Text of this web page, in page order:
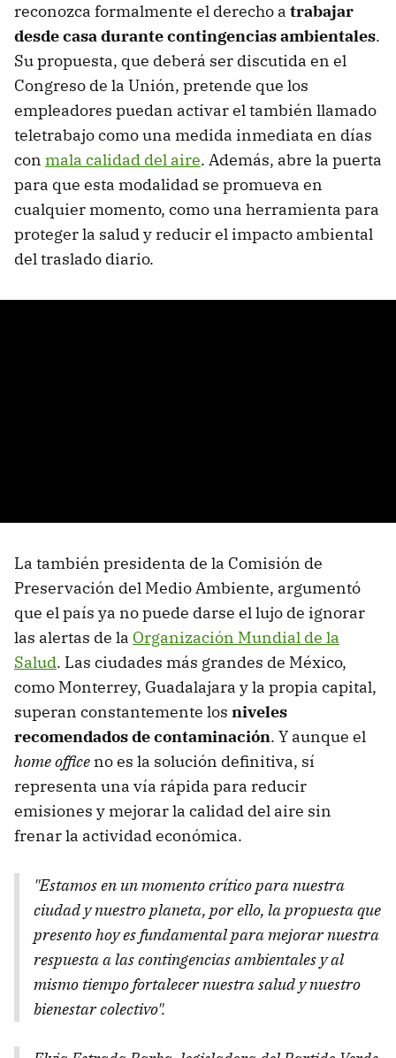
reconozca formalmente el derecho a trabajar
desde casa durante contingencias ambientales.
Su propuesta, que deberá ser discutida en el
Congreso de la Unión, pretende que los
empleadores puedan activar el también llamado
teletrabajo como una medida inmediata en días
con mala calidad del aire. Además, abre la puerta
para que esta modalidad se promueva en
cualquier momento, como una herramienta para
proteger la salud y reducir el impacto ambiental
del traslado diario.
La también presidenta de la Comisión de
Preservación del Medio Ambiente, argumentó
que el país ya no puede darse el lujo de ignorar
las alertas de la Organización Mundial de la
Salud. Las ciudades más grandes de México,
como Monterrey, Guadalajara y la propia capital,
superan constantemente los niveles
recomendados de contaminación. Y aunque el
home office no es la solución definitiva, sí
representa una vía rápida para reducir
emisiones y mejorar la calidad del aire sin
frenar la actividad económica.
"Estamos en un momento crítico para nuestra
ciudad y nuestro planeta, por ello, la propuesta que
presento hoy es fundamental para mejorar nuestra
respuesta a las contingencias ambientales y al
mismo tiempo fortalecer nuestra salud y nuestro
bienestar colectivo".